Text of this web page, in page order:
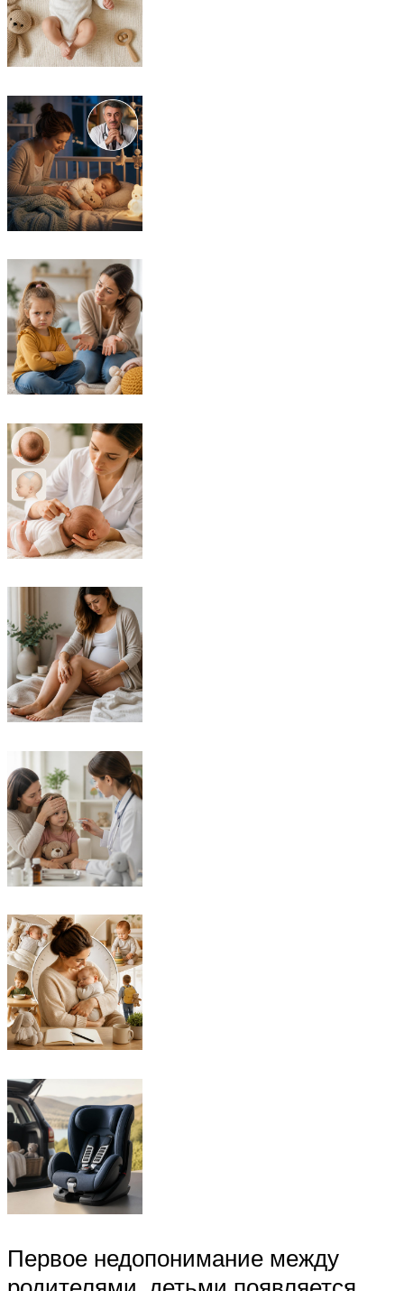
Первое недопонимание между